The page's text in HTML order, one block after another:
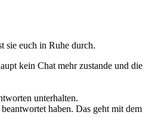
sie euch in Ruhe durch.
kein Chat mehr zustande und die
unterhalten.
haben. Das geht mit dem